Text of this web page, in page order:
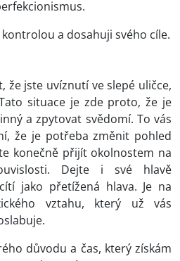
a dosahuji svého cíle.
že jste uvíznutí ve slepé uličce,
situace je zde proto, že je
a zpytovat svědomí. To vás
že je potřeba změnit pohled
konečně přijít okolnostem na
Dejte i své hlavě
jako přetížená hlava. Je na
vztahu, který už vás
důvodu a čas, který získám